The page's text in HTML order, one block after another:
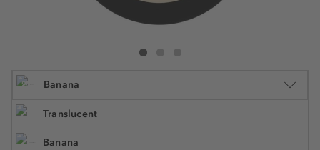
NYX Professional Makeup Finishing Powder
% Banana
Translucent
Banana